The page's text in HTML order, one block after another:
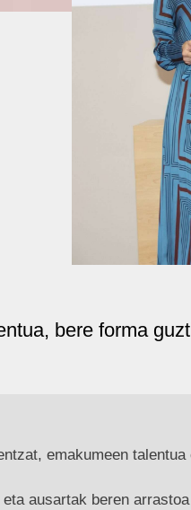
bere forma
emakumeen
eta ausartak beren